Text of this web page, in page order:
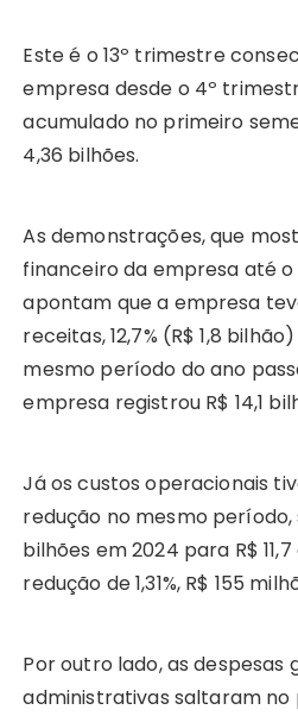
Este é o 13º trimestre
empresa desde o 4º
acumulado no primeiro
4,36 bilhões.
As demonstrações, que
financeiro da empresa até
apontam que a empresa
receitas, 12,7% (R$ 1,8
mesmo período do ano
empresa registrou R$ 14,1
Já os custos operacionais
redução no mesmo período,
bilhões em 2024 para R$
redução de 1,31%, R$ 155
Por outro lado, as despesas
administrativas saltaram no